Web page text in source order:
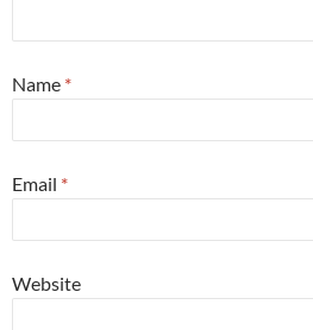
Name *
Email *
Website